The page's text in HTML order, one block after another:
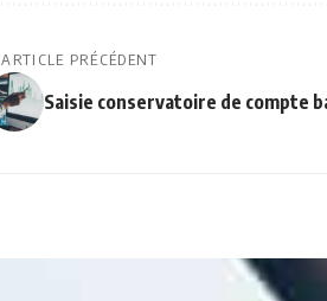
ARTICLE PRÉCÉDENT
Saisie conservatoire de compte